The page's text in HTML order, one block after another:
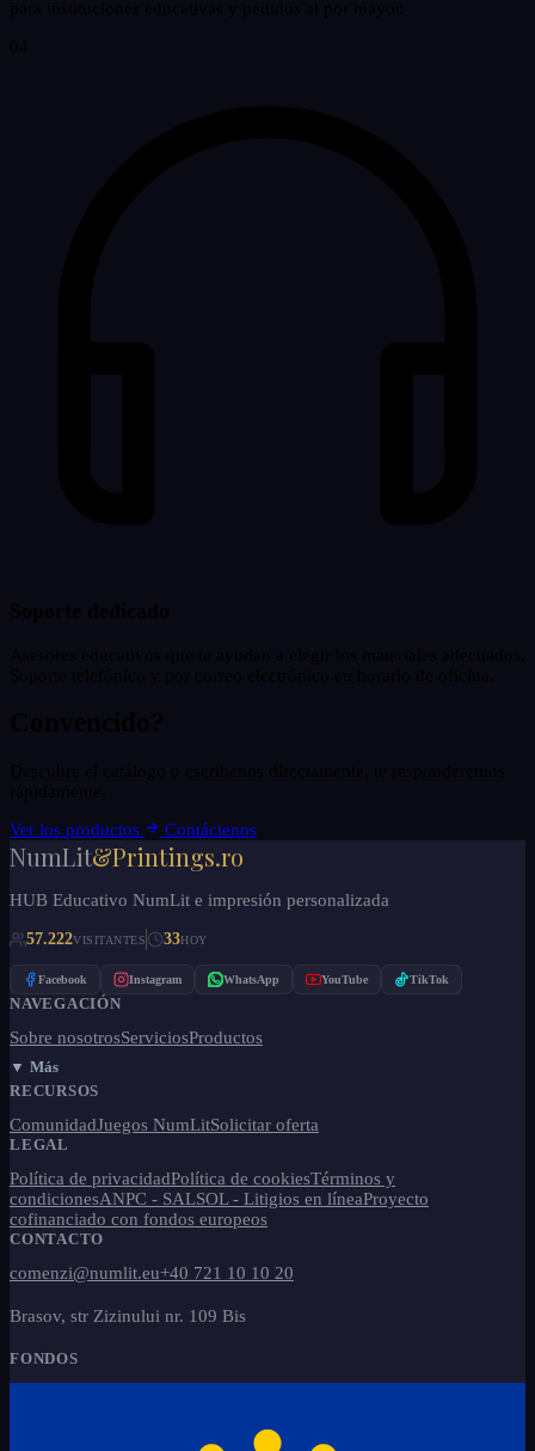
Ver los productos
Contáctenos
NumLit&Printings.ro
HUB Educativo NumLit e impresión personalizada
57.222VISITANTES 33HOY
Facebook Instagram WhatsApp YouTube TikTok
NAVEGACIÓN
Sobre nosotrosServiciosProductos
▼ Más
RECURSOS
ComunidadJuegos NumLitSolicitar oferta
LEGAL
Política de privacidadPolítica de cookiesTérminos y
condicionesANPC - SALSOL - Litigios en líneaProyecto
cofinanciado con fondos europeos
CONTACTO
comenzi@numlit.eu+40 721 10 10 20
Brasov, str Zizinului nr. 109 Bis
FONDOS